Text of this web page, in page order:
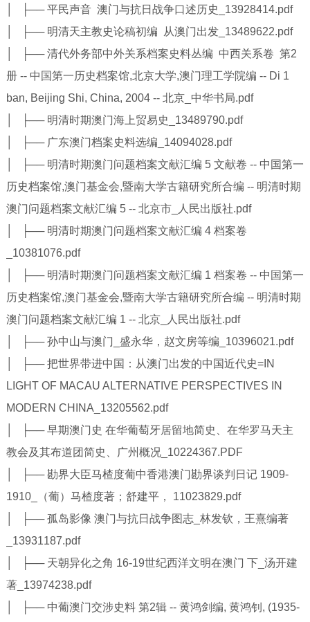
│ ├── 平民声音 澳门与抗日战争口述历史_13928414.pdf
│ ├── 明清天主教史论稿初编 从澳门出发_13489622.pdf
│ ├── 清代外务部中外关系档案史料丛编 中西关系卷 第2
册 -- 中国第一历史档案馆,北京大学,澳门理工学院编 -- Di 1
ban, Beijing Shi, China, 2004 -- 北京_中华书局.pdf
│ ├── 明清时期澳门海上贸易史_13489790.pdf
│ ├── 广东澳门档案史料选编_14094028.pdf
│ ├── 明清时期澳门问题档案文献汇编 5 文献卷 -- 中国第一
历史档案馆,澳门基金会,暨南大学古籍研究所合编 -- 明清时期
澳门问题档案文献汇编 5 -- 北京市_人民出版社.pdf
│ ├── 明清时期澳门问题档案文献汇编 4 档案卷
_10381076.pdf
│ ├── 明清时期澳门问题档案文献汇编 1 档案卷 -- 中国第一
历史档案馆,澳门基金会,暨南大学古籍研究所合编 -- 明清时期
澳门问题档案文献汇编 1 -- 北京_人民出版社.pdf
│ ├── 孙中山与澳门_盛永华，赵文房等编_10396021.pdf
│ ├── 把世界带进中国：从澳门出发的中国近代史=IN
LIGHT OF MACAU ALTERNATIVE PERSPECTIVES IN
MODERN CHINA_13205562.pdf
│ ├── 早期澳门史 在华葡萄牙居留地简史、在华罗马天主
教会及其布道团简史、广州概况_10224367.PDF
│ ├── 勘界大臣马楂度葡中香港澳门勘界谈判日记 1909-
1910_（葡）马楂度著；舒建平， 11023829.pdf
│ ├── 孤岛影像 澳门与抗日战争图志_林发钦，王熹编著
_13931187.pdf
│ ├── 天朝异化之角 16-19世纪西洋文明在澳门 下_汤开建
著_13974238.pdf
│ ├── 中葡澳门交涉史料 第2辑 -- 黄鸿剑编, 黄鸿钊, (1935-